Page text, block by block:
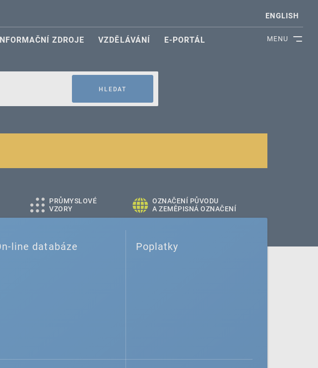
MENU
ENGLISH
ZDROJE VZDĚLÁVÁNÍ E-PORTÁL
HLEDAT
PRŮMYSLOVÉ
VZORY
OZNAČENÍ PŮVODU
A ZEMĚPISNÁ OZNAČENÍ
line databáze Poplatky